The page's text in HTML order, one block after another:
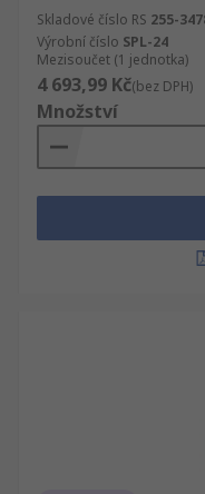
Skladové číslo RS 255-
Výrobní číslo SPL-24
Mezisoučet (1 jednotka)
4 693,99 Kč(bez DPH)
Množství